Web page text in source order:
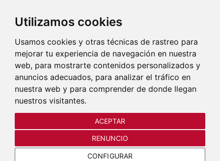
Utilizamos cookies
Usamos cookies y otras técnicas de rastreo para
mejorar tu experiencia de navegación en nuestra
web, para mostrarte contenidos personalizados y
anuncios adecuados, para analizar el tráfico en
nuestra web y para comprender de donde llegan
nuestros visitantes.
ACEPTAR
RENUNCIO
CONFIGURAR